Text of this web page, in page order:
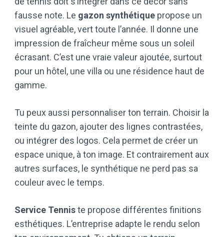
fausse note. Le gazon synthétique propose un
visuel agréable, vert toute l’année. Il donne une
impression de fraîcheur même sous un soleil
écrasant. C’est une vraie valeur ajoutée, surtout
pour un hôtel, une villa ou une résidence haut de
gamme.
Tu peux aussi personnaliser ton terrain. Choisir la
teinte du gazon, ajouter des lignes contrastées,
ou intégrer des logos. Cela permet de créer un
espace unique, à ton image. Et contrairement aux
autres surfaces, le synthétique ne perd pas sa
couleur avec le temps.
Service Tenniste propose différentes finitions
esthétiques. L’entreprise adapte le rendu selon